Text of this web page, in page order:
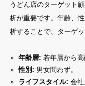
うどん店のターゲット
析が重要です。年齢、
析することで、ターゲ
年齢層: 若年層から高
性別: 男女問わず。
ライフスタイル: 会社